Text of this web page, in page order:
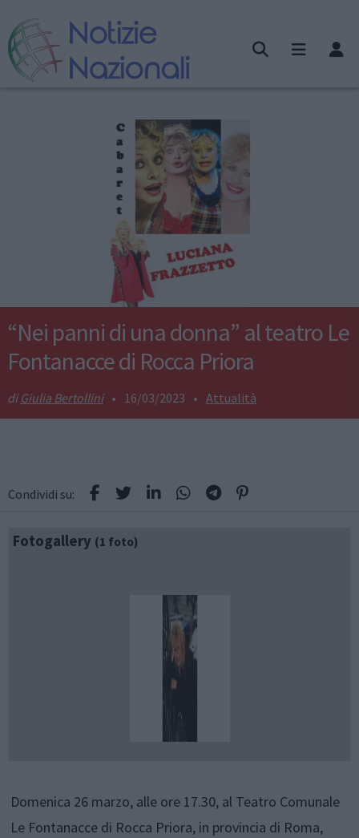
“Nei panni di una donna” al teatro Le
Fontanacce di Rocca Priora
Giulia Bertollini • 16/03/2023 • Attualità
Condividi su:
Fotogallery (1 foto)
Domenica 26 marzo, alle ore 17.30, al Teatro Comunale
Le Fontanacce di Rocca Priora, in provincia di Roma,